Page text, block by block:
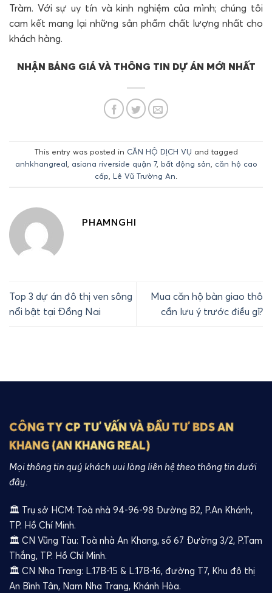
Tràm. Với sự uy tín và kinh nghiệm của mình; chúng tôi
cam kết mang lại những sản phẩm chất lượng nhất cho
khách hàng.
NHẬN BẢNG GIÁ VÀ THÔNG TIN DỰ ÁN MỚI NHẤT
This entry was posted in CĂN HỘ DỊCH VỤ and tagged
anhkhangreal asiana riverside quận 7, bất động sản căn hộ cao
cấp Lê Vũ Trường An
PHAMNGHI
Top 3 dự án đô thị ven sông
nổi bật tại Đồng Nai
Mua căn hộ bàn giao thô
cần lưu ý trước điều gì?
CÔNG TY CP TƯ VẤN VÀ ĐẦU TƯ BDS AN
KHANG (AN KHANG REAL)
Mọi thông tin quý khách vui lòng liên hệ theo thông tin dưới
đây.
🏛️ Trụ sở HCM: Toà nhà 94-96-98 Đường B2, P.An Khánh,
TP. Hồ Chí Minh.
🏛️ CN Vũng Tàu: Toà nhà An Khang, số 67 Đường 3/2, P.Tam
Thắng, TP. Hồ Chí Minh.
🏛️ CN Nha Trang: L.17B-15 & L.17B-16, đường T7, Khu đô thị
An Bình Tân, Nam Nha Trang, Khánh Hòa.